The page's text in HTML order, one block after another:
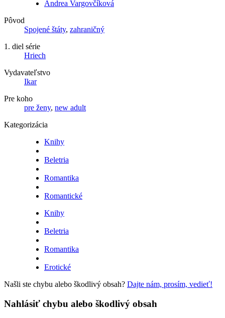
Andrea Vargovčíková
Pôvod
Spojené štáty, zahraničný
1. diel série
Hriech
Vydavateľstvo
Ikar
Pre koho
pre ženy, new adult
Kategorizácia
Knihy
Beletria
Romantika
Romantické
Knihy
Beletria
Romantika
Erotické
Našli ste chybu alebo škodlivý obsah? Dajte nám, prosím, vedieť!
Nahlásiť chybu alebo škodlivý obsah